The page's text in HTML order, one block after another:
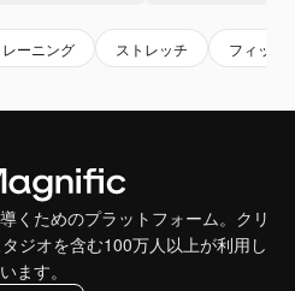
レーニング ストレッチ フィット
くためのプラットフォーム。クリ
ジオを含む100万人以上が利用し
ます。